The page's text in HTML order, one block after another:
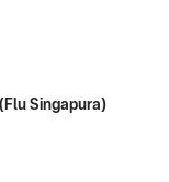
Singapura)